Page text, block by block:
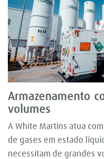
Armazenamento
volumes
A White Martins atua
de gases em estado
necessitam de grandes